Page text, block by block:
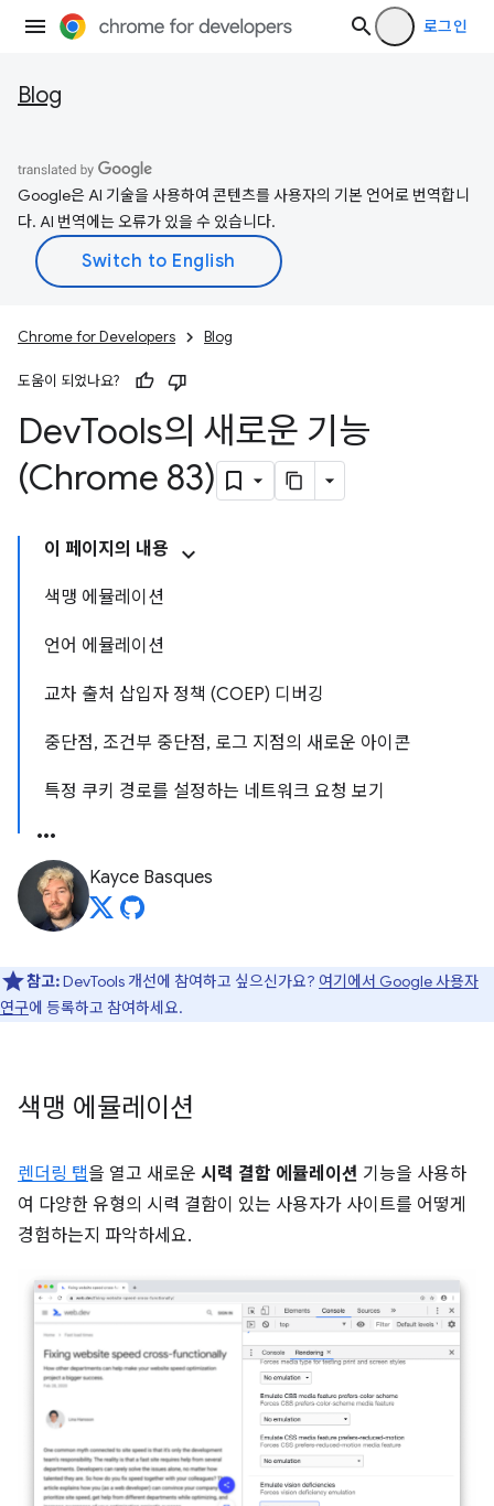
로그인
Blog
Google은 AI 기술을 사용하여 콘텐츠를 사용자의 기본 언어로 번역합니
다. AI 번역에는 오류가 있을 수 있습니다.
Chrome for Developers Blog
도움이 되었나요?
DevTools의 새로운 기능
(Chrome 83)
이 페이지의 내용
색맹 에뮬레이션
언어 에뮬레이션
교차 출처 삽입자 정책 (COEP) 디버깅
중단점, 조건부 중단점, 로그 지점의 새로운 아이콘
특정 쿠키 경로를 설정하는 네트워크 요청 보기
Kayce Basques
참고:DevTools 개선에 참여하고 싶으신가요? 여기에서 Google 사용자
연구에 등록하고 참여하세요.
색맹 에뮬레이션
렌더링 탭을 열고 새로운 시력 결함 에뮬레이션 기능을 사용하
여 다양한 유형의 시력 결함이 있는 사용자가 사이트를 어떻게
경험하는지 파악하세요.